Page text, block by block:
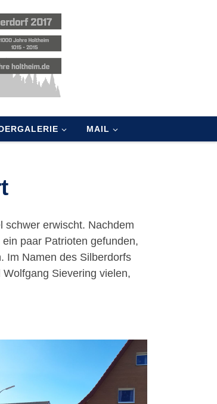
MAIL
schwer erwischt. Nachdem
paar Patrioten gefunden,
Im Namen des Silberdorfs
Sievering vielen,